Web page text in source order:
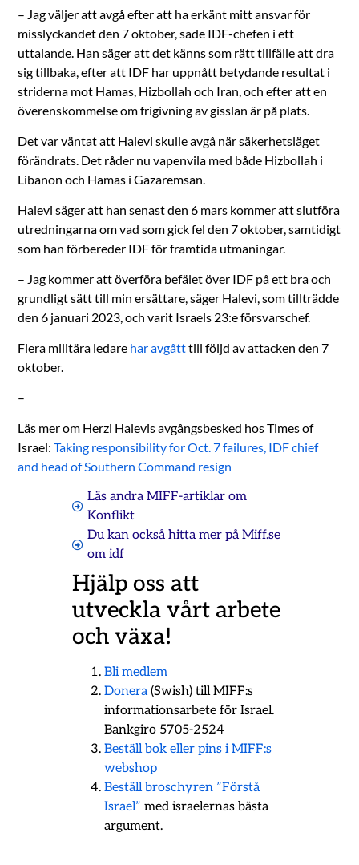
– Jag väljer att avgå efter att ha erkänt mitt ansvar för
misslyckandet den 7 oktober, sade IDF-chefen i ett
uttalande. Han säger att det känns som rätt tillfälle att dra
sig tillbaka, efter att IDF har uppnått betydande resultat i
striderna mot Hamas, Hizbollah och Iran, och efter att en
överenskommelse om frigivning av gisslan är på plats.
Det var väntat att Halevi skulle avgå när säkerhetsläget
förändrats. Det råder nu vapenvila med både Hizbollah i
Libanon och Hamas i Gazaremsan.
Halevi säger att han senast den 6 mars kommer att slutföra
utredningarna om vad som gick fel den 7 oktober, samtidigt
som han förbereder IDF för framtida utmaningar.
– Jag kommer att överföra befälet över IDF på ett bra och
grundligt sätt till min ersättare, säger Halevi, som tillträdde
den 6 januari 2023, och varit Israels 23:e försvarschef.
Flera militära ledare har avgåtttill följd av attacken den 7
oktober.
–
Läs mer om Herzi Halevis avgångsbesked hos Times of
Israel:Taking responsibility for Oct. 7 failures, IDF chief
and head of Southern Command resign
Läs andra MIFF-artiklar om
Konflikt
Du kan också hitta mer på Miff.se
om idf
Hjälp oss att
utveckla vårt arbete
och växa!
Bli medlem
Donera(Swish) till MIFF:s
informationsarbete för Israel.
Bankgiro 5705-2524
Beställ bok eller pins i MIFF:s
webshop
Beställ broschyren ”Förstå
Israel” med israelernas bästa
argument.